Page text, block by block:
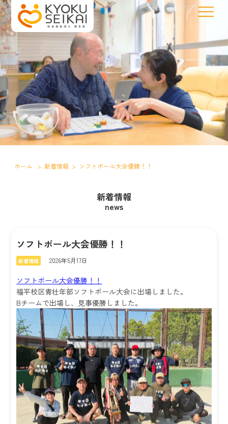
ホーム > 新着情報 > ソフトボール大会優勝！！
新着情報
news
ソフトボール大会優勝！！
新着情報 2026年5月17日
ソフトボール大会優勝！！
福平校区青壮年部ソフトボール大会に出場しました。
Bチームで出場し、見事優勝しました。